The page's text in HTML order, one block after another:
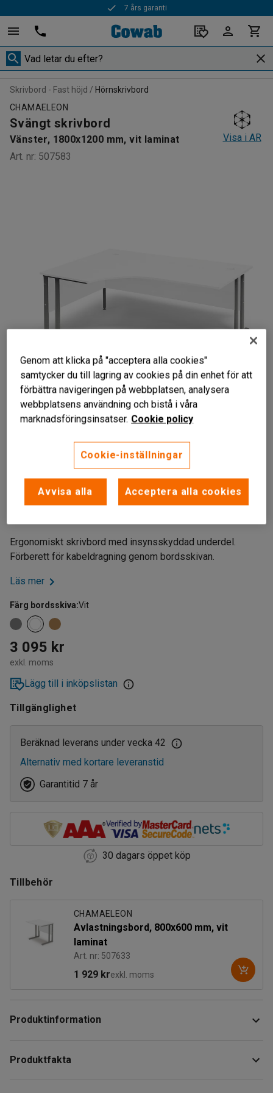
7 års garanti
Skrivbord - Fast höjd
Hörnskrivbord
CHAMAELEON
Svängt skrivbord
Vänster, 1800x1200 mm, vit laminat
Art. nr: 507583
Visa i AR
Ergonomiska egenskaper
Lättskött
Ergonomiskt skrivbord med insynsskyddad underdel.
Förberett för kabeldragning genom bordsskivan.
Läs mer
Färg bordsskiva:Vit
3 095 kr
exkl. moms
Lägg till i inköpslistan
Tillgänglighet
Beräknad leverans under vecka 42
Alternativ med kortare leveranstid
Garantitid 7 år
30 dagars öppet köp
Tillbehör
CHAMAELEON
Avlastningsbord, 800x600 mm, vit
laminat
Art. nr: 507633
1 929 krexkl. moms
Produktinformation
Tack vare svängningen kommer du närmare skrivbordet och
Produktfakta
Genom att klicka på "acceptera alla cookies"
samtycker du till lagring av cookies på din enhet för att
förbättra navigeringen på webbplatsen, analysera
webbplatsens användning och bistå i våra
marknadsföringsinsatser. Cookie policy
Cookie-inställningar
Avvisa alla Acceptera alla cookies